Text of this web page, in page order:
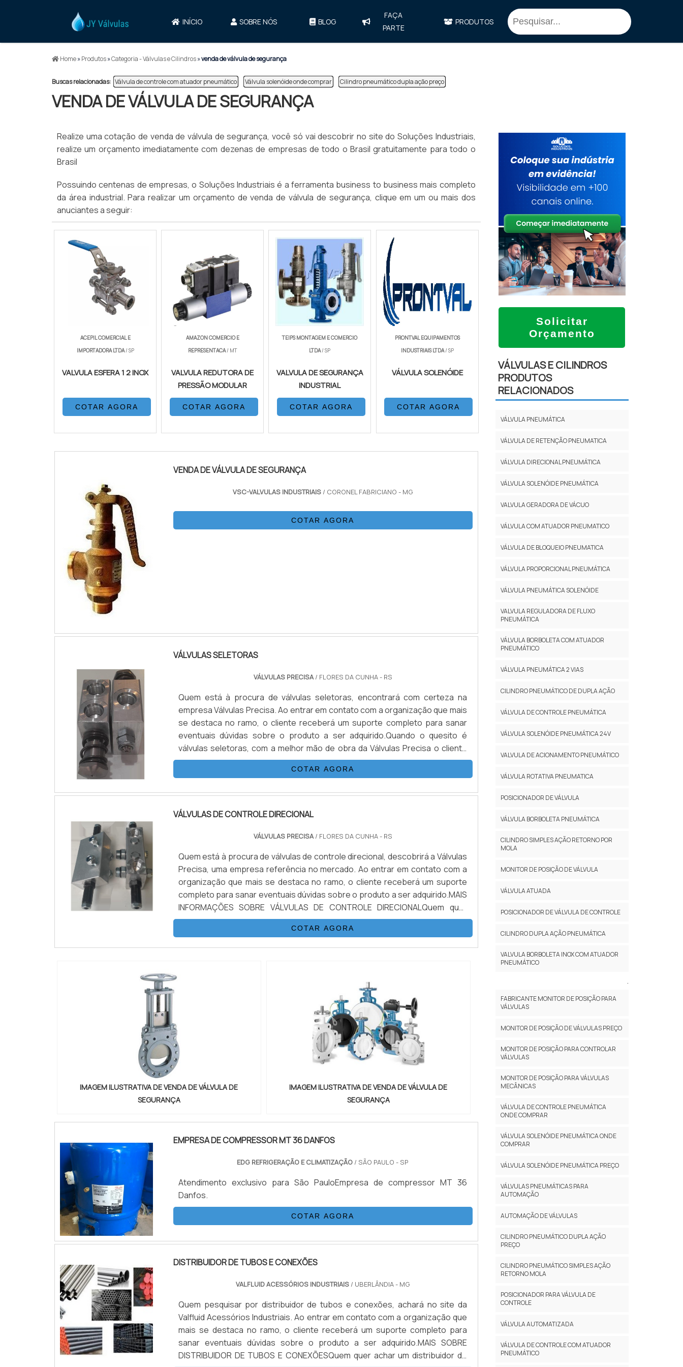
INÍCIO SOBRE NÓS BLOG
FAÇA
PARTE
PRODUTOS
Home»Produtos»Categoria - Válvulas e Cilindros»venda de válvula de segurança
Buscas relacionadas: Válvula de controle com atuador pneumático Válvula solenóide onde comprar Cilindro pneumático dupla ação preço
VENDA DE VÁLVULA DE SEGURANÇA
Realize uma cotação de venda de válvula de segurança, você só vai descobrir no site do Soluções Industriais,
realize um orçamento imediatamente com dezenas de empresas de todo o Brasil gratuitamente para todo o
Brasil
Possuindo centenas de empresas, o Soluções Industriais é a ferramenta business to business mais completo
da área industrial. Para realizar um orçamento de venda de válvula de segurança, clique em um ou mais dos
anuciantes a seguir:
ACEPIL COMERCIAL E
IMPORTADORA LTDA/ SP
VALVULA ESFERA 1 2 INOX
COTAR AGORA
AMAZON COMERCIO E
REPRESENTACA/ MT
VALVULA REDUTORA DE
PRESSÃO MODULAR
COTAR AGORA
TEIPS MONTAGEM E COMERCIO
LTDA/ SP
VALVULA DE SEGURANÇA
INDUSTRIAL
COTAR AGORA
PRONTVAL EQUIPAMENTOS
INDUSTRIAIS LTDA/ SP
VÁLVULA SOLENÓIDE
COTAR AGORA
VENDA DE VÁLVULA DE SEGURANÇA
VSC-VALVULAS INDUSTRIAIS / CORONEL FABRICIANO - MG
COTAR AGORA
VÁLVULAS SELETORAS
VÁLVULAS PRECISA/ FLORES DA CUNHA - RS
Quem está à procura de válvulas seletoras, encontrará com certeza na
empresa Válvulas Precisa. Ao entrar em contato com a organização que mais
se destaca no ramo, o cliente receberá um suporte completo para sanar
eventuais dúvidas sobre o produto a ser adquirido.Quando o quesito é
válvulas seletoras, com a melhor mão de obra da Válvulas Precisa o cliente
poderá contar com excelente custo-benefício e atendimento eficaz em todo
COTAR AGORA
VÁLVULAS DE CONTROLE DIRECIONAL
VÁLVULAS PRECISA/ FLORES DA CUNHA - RS
Quem está à procura de válvulas de controle direcional, descobrirá a Válvulas
Precisa, uma empresa referência no mercado. Ao entrar em contato com a
organização que mais se destaca no ramo, o cliente receberá um suporte
completo para sanar eventuais dúvidas sobre o produto a ser adquirido.MAIS
INFORMAÇÕES SOBRE VÁLVULAS DE CONTROLE DIRECIONALQuem quer
encontrar válvulas de controle direcional em uma empresa que preza pela
COTAR AGORA
IMAGEM ILUSTRATIVA DE VENDA DE VÁLVULA DE
SEGURANÇA
IMAGEM ILUSTRATIVA DE VENDA DE VÁLVULA DE
SEGURANÇA
EMPRESA DE COMPRESSOR MT 36 DANFOS
EDG REFRIGERAÇÃO E CLIMATIZAÇÃO / SÃO PAULO - SP
Atendimento exclusivo para São PauloEmpresa de compressor MT 36
Danfos.
COTAR AGORA
DISTRIBUIDOR DE TUBOS E CONEXÕES
VALFLUID ACESSÓRIOS INDUSTRIAIS/ UBERLÂNDIA - MG
Quem pesquisar por distribuidor de tubos e conexões, achará no site da
Valfluid Acessórios Industriais. Ao entrar em contato com a organização que
mais se destaca no ramo, o cliente receberá um suporte completo para
sanar eventuais dúvidas sobre o produto a ser adquirido.MAIS SOBRE
DISTRIBUIDOR DE TUBOS E CONEXÕESQuem quer achar um distribuidor de
Solicitar
Orçamento
VÁLVULAS E CILINDROS
PRODUTOS
RELACIONADOS
VÁLVULA PNEUMÁTICA
VÁLVULA DE RETENÇÃO PNEUMATICA
VÁLVULA DIRECIONAL PNEUMÁTICA
VÁLVULA SOLENÓIDE PNEUMÁTICA
VALVULA GERADORA DE VÁCUO
VÁLVULA COM ATUADOR PNEUMATICO
VÁLVULA DE BLOQUEIO PNEUMATICA
VÁLVULA PROPORCIONAL PNEUMÁTICA
VÁLVULA PNEUMÁTICA SOLENÓIDE
VALVULA REGULADORA DE FLUXO
PNEUMÁTICA
VÁLVULA BORBOLETA COM ATUADOR
PNEUMÁTICO
VÁLVULA PNEUMÁTICA 2 VIAS
CILINDRO PNEUMÁTICO DE DUPLA AÇÃO
VÁLVULA DE CONTROLE PNEUMÁTICA
VÁLVULA SOLENÓIDE PNEUMÁTICA 24V
VALVULA DE ACIONAMENTO PNEUMÁTICO
VÁLVULA ROTATIVA PNEUMATICA
POSICIONADOR DE VÁLVULA
VÁLVULA BORBOLETA PNEUMÁTICA
CILINDRO SIMPLES AÇÃO RETORNO POR
MOLA
MONITOR DE POSIÇÃO DE VÁLVULA
VÁLVULA ATUADA
POSICIONADOR DE VÁLVULA DE CONTROLE
CILINDRO DUPLA AÇÃO PNEUMÁTICA
VALVULA BORBOLETA INOX COM ATUADOR
PNEUMÁTICO
.
FABRICANTE MONITOR DE POSIÇÃO PARA
VÁLVULAS
MONITOR DE POSIÇÃO DE VÁLVULAS PREÇO
MONITOR DE POSIÇÃO PARA CONTROLAR
VÁLVULAS
MONITOR DE POSIÇÃO PARA VÁLVULAS
MECÂNICAS
VÁLVULA DE CONTROLE PNEUMÁTICA
ONDE COMPRAR
VÁLVULA SOLENÓIDE PNEUMÁTICA ONDE
COMPRAR
VÁLVULA SOLENÓIDE PNEUMÁTICA PREÇO
VÁLVULAS PNEUMÁTICAS PARA
AUTOMAÇÃO
AUTOMAÇÃO DE VÁLVULAS
CILINDRO PNEUMÁTICO DUPLA AÇÃO
PREÇO
CILINDRO PNEUMÁTICO SIMPLES AÇÃO
RETORNO MOLA
POSICIONADOR PARA VÁLVULA DE
CONTROLE
VÁLVULA AUTOMATIZADA
VÁLVULA DE CONTROLE COM ATUADOR
PNEUMÁTICO